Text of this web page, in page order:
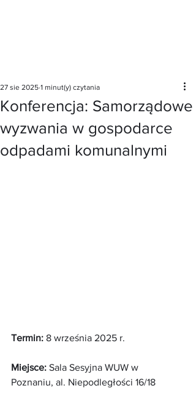
Konferencja: Samorządowe
wyzwania w gospodarce
odpadami komunalnymi
27 sie 2025 1 minut(y) czytania
Termin: 8 września 2025 r.
Miejsce: Sala Sesyjna WUW w
Poznaniu, al. Niepodległości 16/18